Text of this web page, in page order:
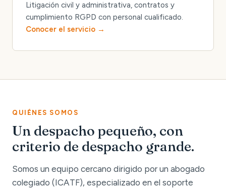
Litigación civil y administrativa, contratos y
cumplimiento RGPD con personal cualificado.
Conocer el servicio
QUIÉNES SOMOS
Un despacho pequeño, con
criterio de despacho grande.
Somos un equipo cercano dirigido por un abogado
colegiado (ICATF), especializado en el soporte